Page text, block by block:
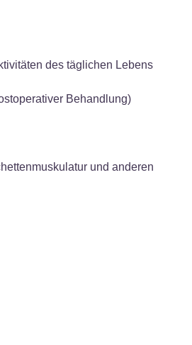
des täglichen Lebens
Behandlung)
und anderen